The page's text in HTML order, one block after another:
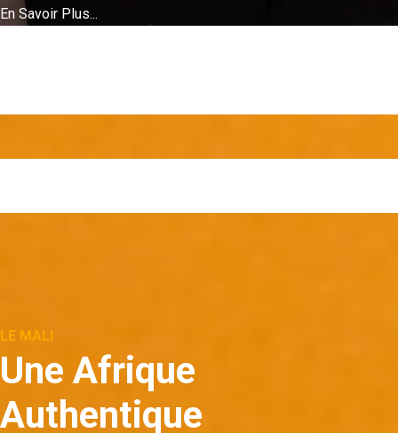
En Savoir Plus...
LE MALI
Une Afrique
Authentique